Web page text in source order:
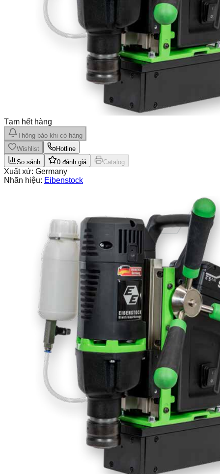
Tạm hết hàng
Thông báo khi có hàng
Wishlist
Hotline
So sánh
0 đánh giá Catalog
Xuất xứ: Germany
Nhãn hiệu: Eibenstock